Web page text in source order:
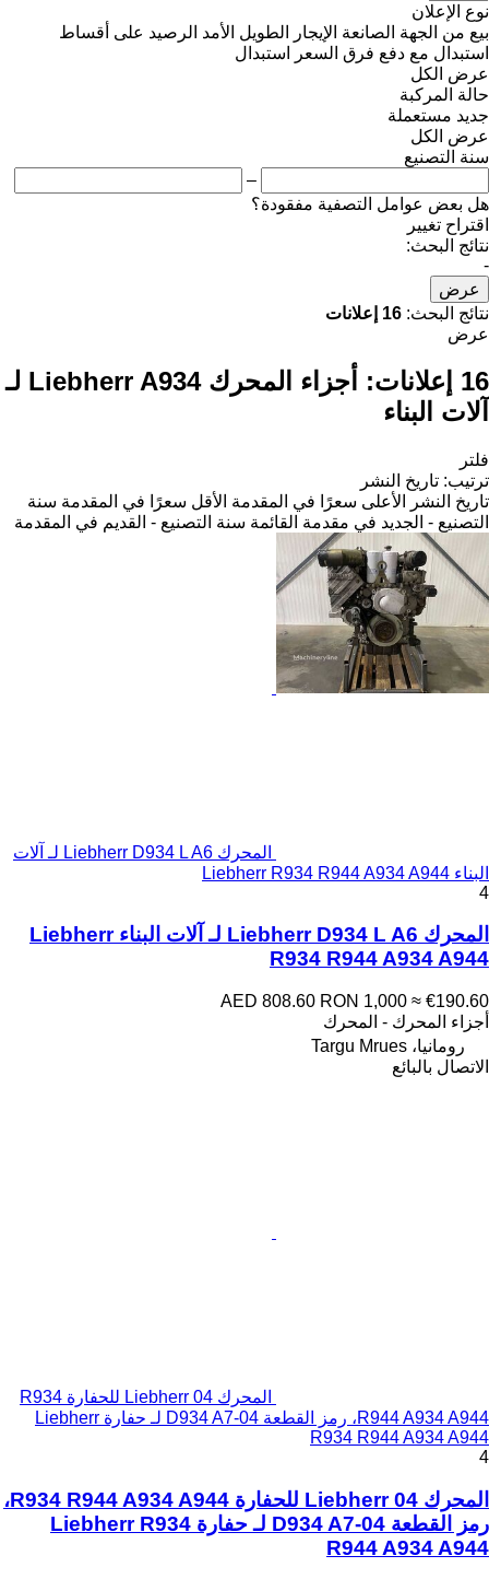
نوع الإعلان
بيع من الجهة الصانعة الإيجار الطويل الأمد الرصيد على أقساط
استبدال مع دفع فرق السعر
استبدال
عرض الكل
حالة المركبة
جديد مستعملة
عرض الكل
سنة التصنيع
–
هل بعض عوامل التصفية مفقودة؟
اقتراح تغيير
نتائج البحث:
-
عرض
نتائج البحث: 16 إعلانات
عرض
16 إعلانات:
أجزاء المحرك Liebherr A934 لـ
آلات البناء
فلتر
ترتيب: تاريخ النشر
تاريخ النشر
الأعلى سعرًا في المقدمة الأقل سعرًا في المقدمة سنة
التصنيع - الجديد في مقدمة القائمة سنة التصنيع - القديم في المقدمة
المحرك Liebherr D934 L A6 لـ آلات
البناء Liebherr R934 R944 A934 A944
4
المحرك Liebherr D934 L A6 لـ آلات البناء Liebherr
R934 R944 A934 A944
AED 808.60 RON 1,000 ≈ €190.60
أجزاء المحرك - المحرك
رومانيا، Targu Mrues
الاتصال بالبائع
المحرك Liebherr 04 للحفارة R934
R944 A934 A944، رمز القطعة D934 A7-04 لـ حفارة Liebherr
R934 R944 A934 A944
4
المحرك Liebherr 04 للحفارة R934 R944 A934 A944،
رمز القطعة D934 A7-04 لـ حفارة Liebherr R934
R944 A934 A944